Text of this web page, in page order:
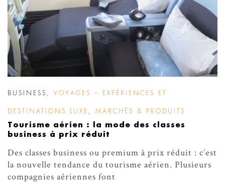
BUSINESS VOYAGES – EXPÉRIENCES ET
DESTINATIONS LUXE MARCHÉS & PRODUITS
Tourisme aérien : la mode des classes
business à prix réduit
Des classes business ou premium à prix réduit : c’est
la nouvelle tendance du tourisme aérien. Plusieurs
compagnies aériennes font